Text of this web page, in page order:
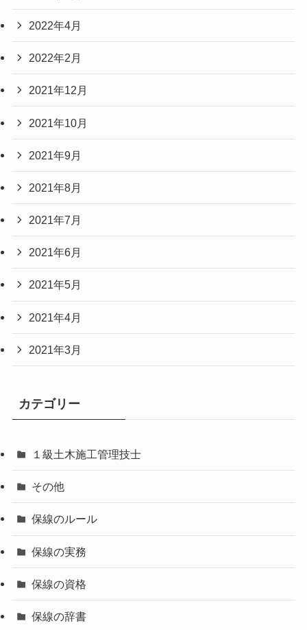
2022年4月
2022年2月
2021年12月
2021年10月
2021年9月
2021年8月
2021年7月
2021年6月
2021年5月
2021年4月
2021年3月
カテゴリー
１級土木施工管理技士
その他
保線のルール
保線の実務
保線の資格
保線の辞書